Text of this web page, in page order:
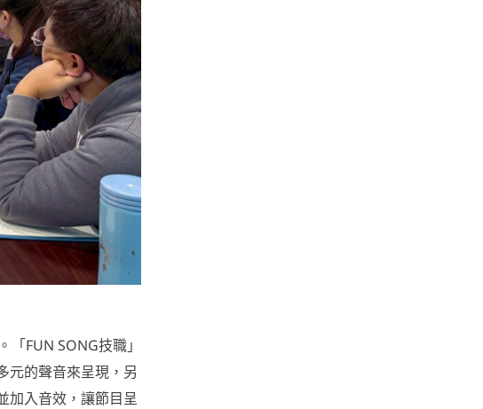
FUN SONG技職」
元的聲音來呈現，另
加入音效，讓節目呈